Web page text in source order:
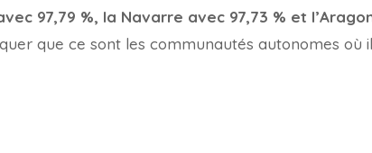
97,79 %, la Navarre avec 97,73 % et
que ce sont les communautés autonomes où